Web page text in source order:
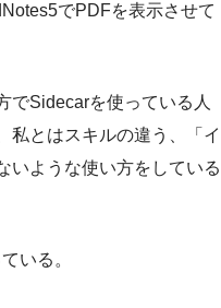
でPDFを表示させて
でSidecarを使っている人
私とはスキルの違う、「イ
いような使い方をしている
いる。